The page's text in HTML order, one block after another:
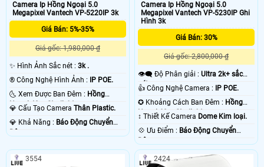
Camera Ip Hồng Ngoại 5.0
Megapixel Vantech VP-5220IP 3k
Giá Bán: 5%-35%
Giá gốc: 1,980,000 ₫
✨ Hình Ảnh Sắc nét : 3k .
®️ Công Nghệ Hình Ảnh :
IP POE.
🌜 Xem Được Ban Đêm : Hồng
Ngoại 40m Starlight.
💎 Cấu Tạo Camera Thân Plastic.
️💎 Khả Năng : Báo Động Chuyển
Camera Ip Hồng Ngoại 5.0
Megapixel Vantech VP-5230IP Ghi
Hình 3k
Giá Bán: 30%
Giá gốc: 2,800,000 ₫
👁️‍🗨 Độ Phân giải :Ultra 2k+ sắc
nét .
👍 Công Nghệ Camera :
IP POE.
✪ Khoảng Cách Ban Đêm : Hồng
Ngoại 60m Starlight.
↕️ Thiết Kế Camera Dome Kim loại.
️💠 Ưu Điểm : Báo Động Chuyển
3554 2424